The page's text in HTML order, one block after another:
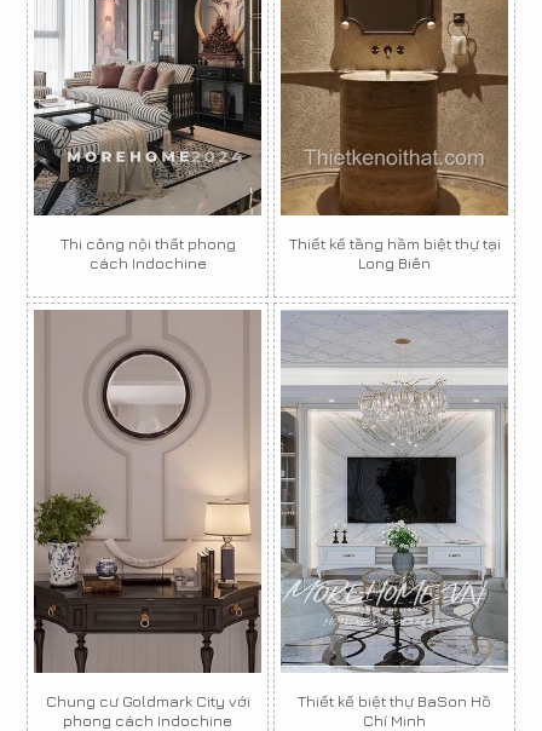
Thi công nội thất phong
cách Indochine
Thiết kế tầng hầm biệt thự tại
Long Biên
Chung cư Goldmark City với
phong cách Indochine
Thiết kế biệt thự BaSon Hồ
Chí Minh